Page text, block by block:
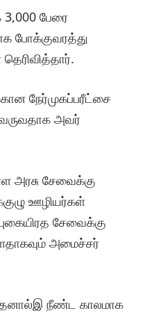
3,000 பேரை
போக்குவரத்து
நேர்முகப்பரீட்சை
அவர்
அரசு சேவைக்கு
ஊழியர்கள்
சேவைக்கு
அமைச்சர்
நீண்ட காலமாக